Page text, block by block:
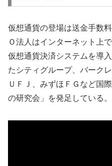
仮想通貨の登場は送金手数
Ｏ法人はインターネット上
仮想通貨決済システムを導
たシティグループ、バーク
ＵＦＪ、みずほＦＧなど国
の研究会」を発足している。